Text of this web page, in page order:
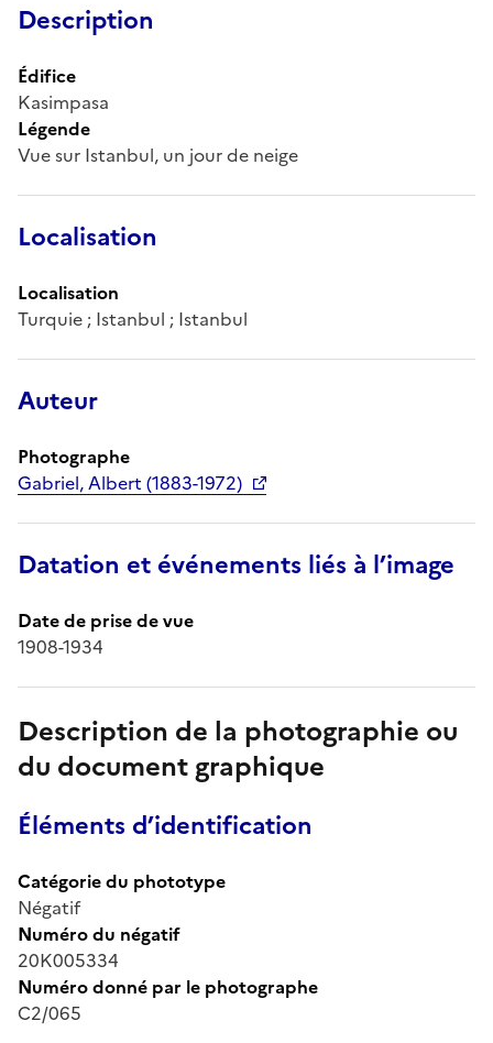
Description
Édifice
Kasimpasa
Légende
Vue sur Istanbul, un jour de neige
Localisation
Localisation
Turquie ; Istanbul ; Istanbul
Auteur
Photographe
Gabriel, Albert (1883-1972)
Datation et événements liés à l’image
Date de prise de vue
1908-1934
Description de la photographie ou
du document graphique
Éléments d’identification
Catégorie du phototype
Négatif
Numéro du négatif
20K005334
Numéro donné par le photographe
C2/065